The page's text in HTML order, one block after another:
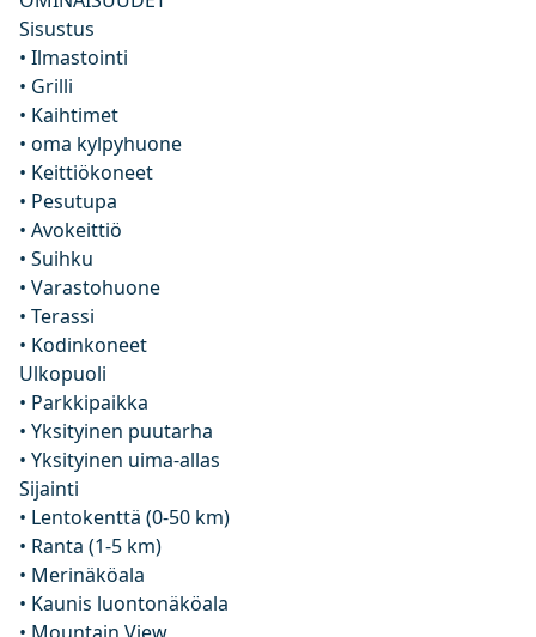
Sisustus
• Ilmastointi
• Grilli
• Kaihtimet
• oma kylpyhuone
• Keittiökoneet
• Pesutupa
• Avokeittiö
• Suihku
• Varastohuone
• Terassi
• Kodinkoneet
Ulkopuoli
• Parkkipaikka
• Yksityinen puutarha
• Yksityinen uima-allas
Sijainti
• Lentokenttä (0-50 km)
• Ranta (1-5 km)
• Merinäköala
• Kaunis luontonäköala